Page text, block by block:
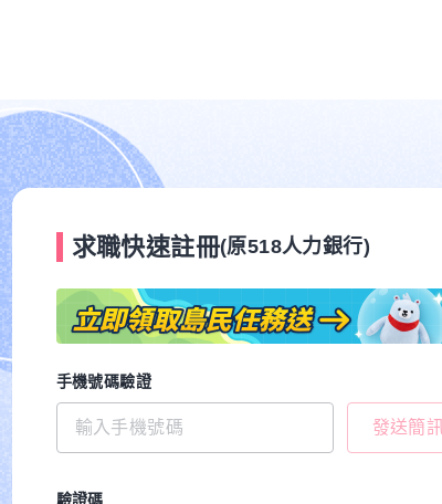
求職快速註冊(原518人力銀行)
手機號碼驗證
發送簡訊
驗證碼